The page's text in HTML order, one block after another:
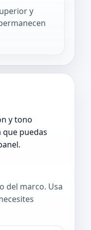
y
y tono
puedas
del marco. Usa